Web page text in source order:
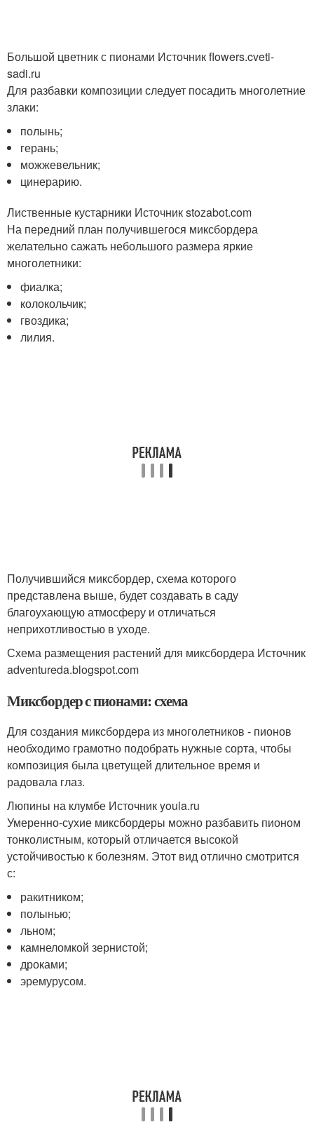
Большой цветник с пионами Источник flowers.cveti-
sadi.ru
Для разбавки композиции следует посадить многолетние
злаки:
полынь;
герань;
можжевельник;
цинерарию.
Лиственные кустарники Источник stozabot.com
На передний план получившегося миксбордера
желательно сажать небольшого размера яркие
многолетники:
фиалка;
колокольчик;
гвоздика;
лилия.
Получившийся миксбордер, схема которого
представлена выше, будет создавать в саду
благоухающую атмосферу и отличаться
неприхотливостью в уходе.
Схема размещения растений для миксбордера Источник
adventureda.blogspot.com
Миксбордер с пионами: схема
Для создания миксбордера из многолетников - пионов
необходимо грамотно подобрать нужные сорта, чтобы
композиция была цветущей длительное время и
радовала глаз.
Люпины на клумбе Источник youla.ru
Умеренно-сухие миксбордеры можно разбавить пионом
тонколистным, который отличается высокой
устойчивостью к болезням. Этот вид отлично смотрится
с:
ракитником;
полынью;
льном;
камнеломкой зернистой;
дроками;
эремурусом.